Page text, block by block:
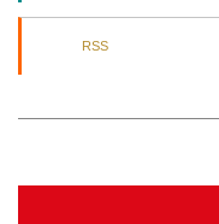
RSS